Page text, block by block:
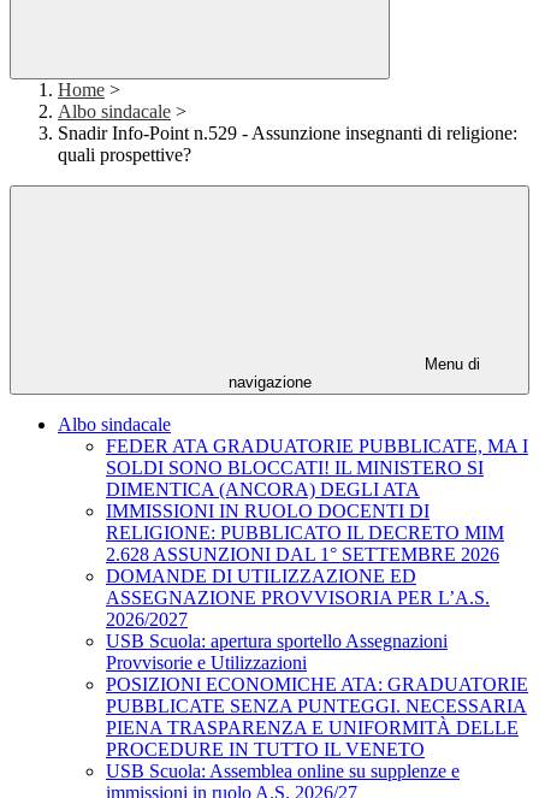
Home >
Albo sindacale >
Snadir Info-Point n.529 - Assunzione insegnanti di religione:
quali prospettive?
Menu di
navigazione
Albo sindacale
FEDER ATA GRADUATORIE PUBBLICATE, MA I
SOLDI SONO BLOCCATI! IL MINISTERO SI
DIMENTICA (ANCORA) DEGLI ATA
IMMISSIONI IN RUOLO DOCENTI DI
RELIGIONE: PUBBLICATO IL DECRETO MIM
2.628 ASSUNZIONI DAL 1° SETTEMBRE 2026
DOMANDE DI UTILIZZAZIONE ED
ASSEGNAZIONE PROVVISORIA PER L’A.S.
2026/2027
USB Scuola: apertura sportello Assegnazioni
Provvisorie e Utilizzazioni
POSIZIONI ECONOMICHE ATA: GRADUATORIE
PUBBLICATE SENZA PUNTEGGI. NECESSARIA
PIENA TRASPARENZA E UNIFORMITÀ DELLE
PROCEDURE IN TUTTO IL VENETO
USB Scuola: Assemblea online su supplenze e
immissioni in ruolo A.S. 2026/27